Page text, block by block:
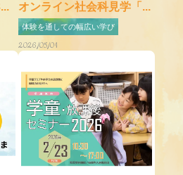
オンライン社会科見学「...
体験を通しての幅広い学び
2026/05/01